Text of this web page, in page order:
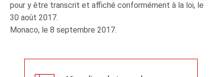
pour y être transcrit et affiché conformément à la loi, le
30 août 2017.
Monaco, le 8 septembre 2017.